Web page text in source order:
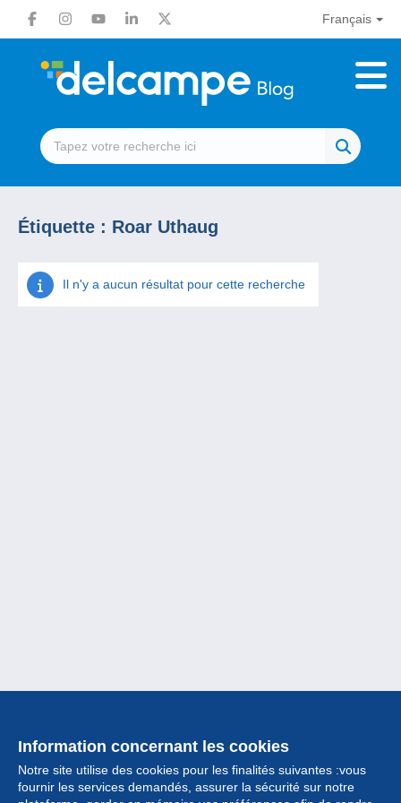
Français
Étiquette : Roar Uthaug
Il n'y a aucun résultat pour cette recherche
Information concernant les cookies
Notre site utilise des cookies pour les finalités suivantes :vous
fournir les services demandés, assurer la sécurité sur notre